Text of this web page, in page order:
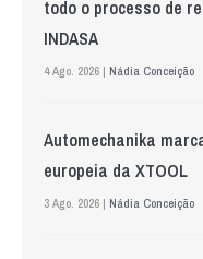
todo o processo de
INDASA
4 Ago. 2026 | Nádia Conceição
Automechanika
europeia da XTOOL
3 Ago. 2026 | Nádia Conceição